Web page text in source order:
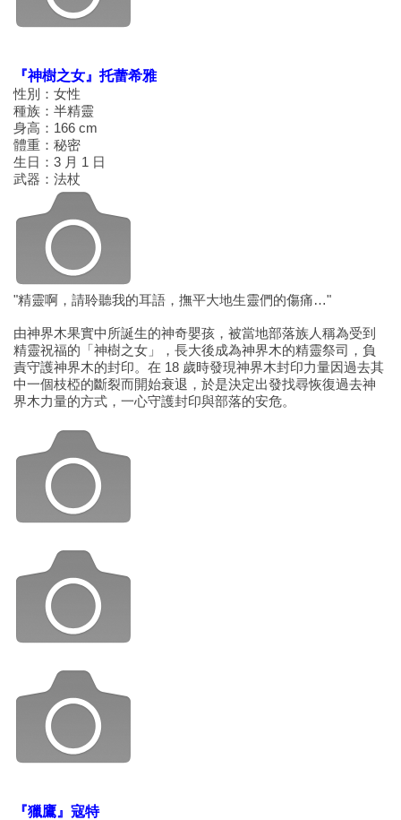
『神樹之女』托蕾希雅
性別：女性
種族：半精靈
身高：166 cm
體重：秘密
生日：3 月 1 日
武器：法杖
"精靈啊，請聆聽我的耳語，撫平大地生靈們的傷痛…"
由神界木果實中所誕生的神奇嬰孩，被當地部落族人稱為受到
精靈祝福的「神樹之女」，長大後成為神界木的精靈祭司，負
責守護神界木的封印。在 18 歲時發現神界木封印力量因過去其
中一個枝椏的斷裂而開始衰退，於是決定出發找尋恢復過去神
界木力量的方式，一心守護封印與部落的安危。
『獵鷹』寇特